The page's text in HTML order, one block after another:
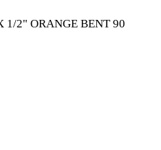
1/2" ORANGE BENT 90